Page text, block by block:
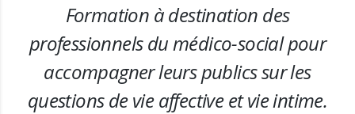
Formation à destination des
professionnels du médico-social pour
accompagner leurs publics sur les
questions de vie affective et vie intime.